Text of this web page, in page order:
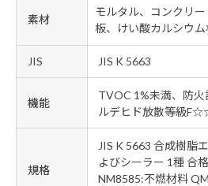
素材
モルタル、コンクリ
板、けい酸カルシウ
JIS JIS K 5663
機能
TVOC 1%未満、防
ルデヒド放散等級
規格
JIS K 5663 合成樹脂
よびシーラー 1種 合
NM8585:不燃材料